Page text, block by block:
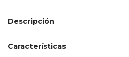
Descripción
Características